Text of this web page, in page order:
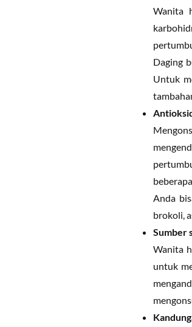
Wanita
Daging
Untuk
Anda
brokoli,
Sumber
Wanita
untuk